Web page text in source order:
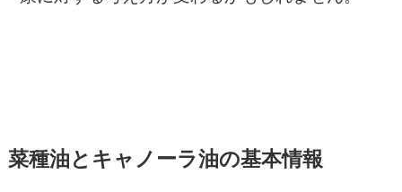
菜種油とキャノーラ油の基本情報